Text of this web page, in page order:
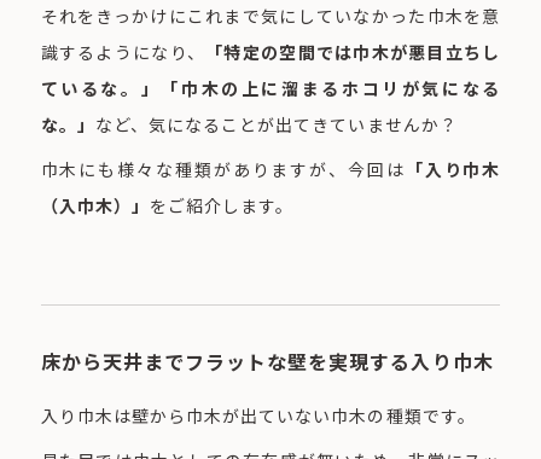
それをきっかけにこれまで気にしていなかった巾木を意
識するようになり、
「特定の空間では巾木が悪目立ちし
ているな。」「巾木の上に溜まるホコリが気になる
な。」 など、気になることが出てきていませんか？
巾木にも様々な種類がありますが、今回は 「入り巾木
（入巾木）」 をご紹介します。
床から天井までフラットな壁を実現する入り巾木
入り巾木は壁から巾木が出ていない巾木の種類です。